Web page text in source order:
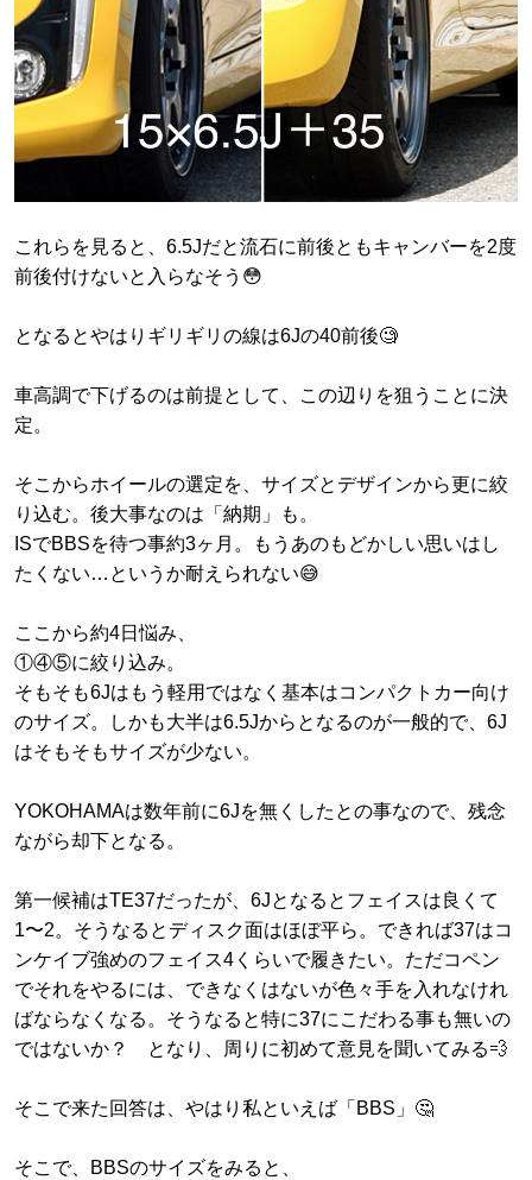
これらを見ると、6.5Jだと流石に前後ともキャンバーを2度
前後付けないと入らなそう😳
となるとやはりギリギリの線は6Jの40前後🧐
車高調で下げるのは前提として、この辺りを狙うことに決
定。
そこからホイールの選定を、サイズとデザインから更に絞
り込む。後大事なのは「納期」も。
ISでBBSを待つ事約3ヶ月。もうあのもどかしい思いはし
たくない…というか耐えられない😅
ここから約4日悩み、
①④⑤に絞り込み。
そもそも6Jはもう軽用ではなく基本はコンパクトカー向け
のサイズ。しかも大半は6.5Jからとなるのが一般的で、6J
はそもそもサイズが少ない。
YOKOHAMAは数年前に6Jを無くしたとの事なので、残念
ながら却下となる。
第一候補はTE37だったが、6Jとなるとフェイスは良くて
1〜2。そうなるとディスク面はほぼ平ら。できれば37はコ
ンケイブ強めのフェイス4くらいで履きたい。ただコペン
でそれをやるには、できなくはないが色々手を入れなけれ
ばならなくなる。そうなると特に37にこだわる事も無いの
ではないか？ となり、周りに初めて意見を聞いてみる💨
そこで来た回答は、やはり私といえば「BBS」🤔
そこで、BBSのサイズをみると、